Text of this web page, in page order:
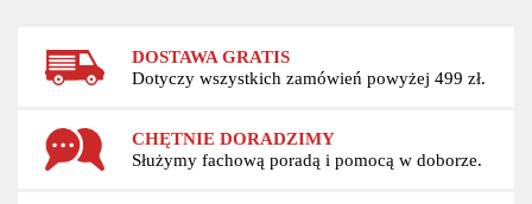
DOSTAWA GRATIS
Dotyczy wszystkich zamówień powyżej 499 zł.
CHĘTNIE DORADZIMY
Służymy fachową poradą i pomocą w doborze.